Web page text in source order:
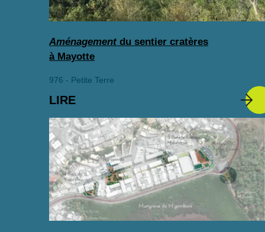
Aménagement du sentier cratères
à Mayotte
976 - Petite Terre
LIRE